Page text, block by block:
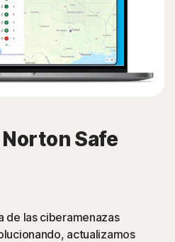
Safe
de las ciberamenazas
actualizamos